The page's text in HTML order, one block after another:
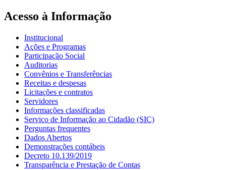
Acesso à Informação
Institucional
Ações e Programas
Participação Social
Auditorias
Convênios e Transferências
Receitas e despesas
Licitações e contratos
Servidores
Informações classificadas
Serviço de Informação ao Cidadão (SIC)
Perguntas frequentes
Dados Abertos
Demonstrações contábeis
Decreto 10.139/2019
Transparência e Prestação de Contas